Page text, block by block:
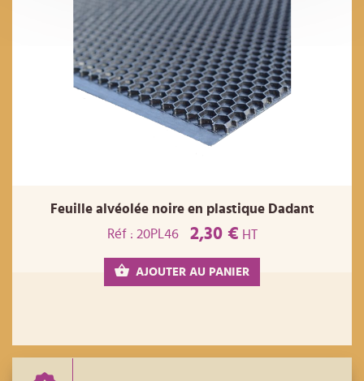
Feuille alvéolée noire en plastique Dadant
Réf : 20PL46
2,30 € HT
AJOUTER AU PANIER